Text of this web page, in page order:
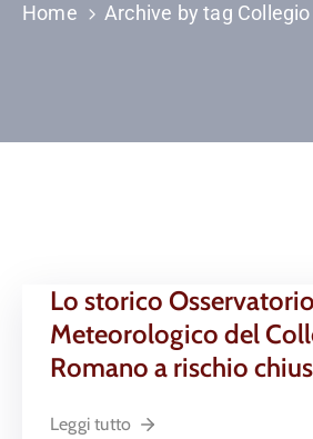
Home Archive by tag
Lo storico Osservatorio
Meteorologico del
Romano a rischio
Leggi tutto